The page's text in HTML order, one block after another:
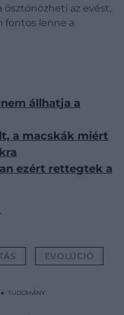
az evést,
fontos lenne a
állhatja a
a macskák miért
ezért rettegtek a
EVOLÚCIÓ
TUDOMÁNY